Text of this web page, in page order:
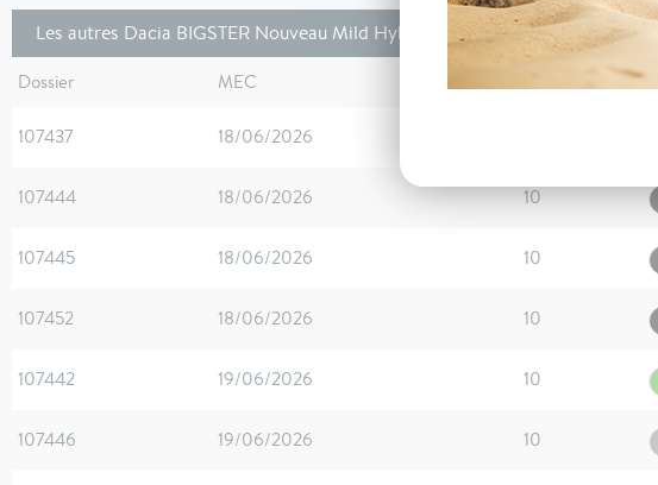
Les autres Dacia BIGSTER Nouveau Mild Hybrid 140 Expression
Dossier MEC
107437 18/06/2026
107444 18/06/2026 10
107445 18/06/2026 10
107452 18/06/2026 10
107442 19/06/2026 10
107446 19/06/2026 10